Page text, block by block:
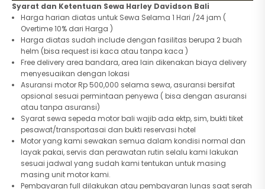
Syarat dan Ketentuan Sewa Harley Davidson Bali
Harga harian diatas untuk Sewa Selama 1 Hari /24 jam (
Overtime 10% dari Harga )
Harga diatas sudah include dengan fasilitas berupa 2 buah
helm (bisa request isi kaca atau tanpa kaca )
Free delivery area bandara, area lain dikenakan biaya delivery
menyesuaikan dengan lokasi
Asuransi motor Rp 500,000 selama sewa, asuransi bersifat
opsional sesuai permintaan penyewa ( bisa dengan asuransi
atau tanpa asuransi)
Syarat sewa sepeda motor bali wajib ada ektp, sim, bukti tiket
pesawat/transportasai dan bukti reservasi hotel
Motor yang kami sewakan semua dalam kondisi normal dan
layak pakai, servis dan perawatan rutin selalu kami lakukan
sesuai jadwal yang sudah kami tentukan untuk masing
masing unit motor kami.
Pembayaran full dilakukan atau pembayaran lunas saat serah